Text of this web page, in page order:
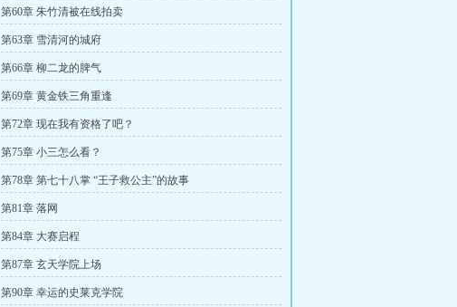
第60章 朱竹清被在线拍卖
第63章 雪清河的城府
第66章 柳二龙的脾气
第69章 黄金铁三角重逢
第72章 现在我有资格了吧？
第75章 小三怎么看？
第78章 第七十八掌 “王子救公主”的故事
第81章 落网
第84章 大赛启程
第87章 玄天学院上场
第90章 幸运的史莱克学院